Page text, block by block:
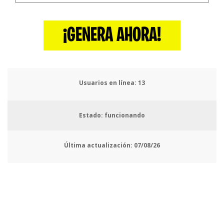
¡GENERA AHORA!
Usuarios en línea: 14
Estado: funcionando
Última actualización: 07/08/26